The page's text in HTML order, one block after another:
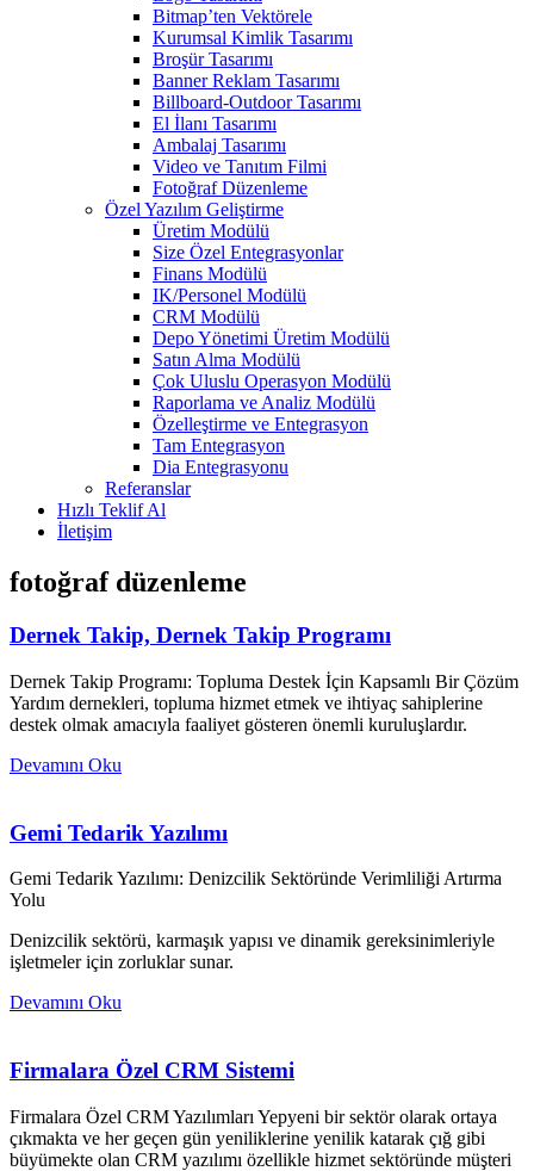
Bitmap’ten Vektörele
Kurumsal Kimlik Tasarımı
Broşür Tasarımı
Banner Reklam Tasarımı
Billboard-Outdoor Tasarımı
El İlanı Tasarımı
Ambalaj Tasarımı
Video ve Tanıtım Filmi
Fotoğraf Düzenleme
Özel Yazılım Geliştirme
Üretim Modülü
Size Özel Entegrasyonlar
Finans Modülü
IK/Personel Modülü
CRM Modülü
Depo Yönetimi Üretim Modülü
Satın Alma Modülü
Çok Uluslu Operasyon Modülü
Raporlama ve Analiz Modülü
Özelleştirme ve Entegrasyon
Tam Entegrasyon
Dia Entegrasyonu
Referanslar
Hızlı Teklif Al
İletişim
fotoğraf düzenleme
Dernek Takip, Dernek Takip Programı
Dernek Takip Programı: Topluma Destek İçin Kapsamlı Bir Çözüm
Yardım dernekleri, topluma hizmet etmek ve ihtiyaç sahiplerine
destek olmak amacıyla faaliyet gösteren önemli kuruluşlardır.
Devamını Oku
Gemi Tedarik Yazılımı
Gemi Tedarik Yazılımı: Denizcilik Sektöründe Verimliliği Artırma
Yolu
Denizcilik sektörü, karmaşık yapısı ve dinamik gereksinimleriyle
işletmeler için zorluklar sunar.
Devamını Oku
Firmalara Özel CRM Sistemi
Firmalara Özel CRM Yazılımları Yepyeni bir sektör olarak ortaya
çıkmakta ve her geçen gün yeniliklerine yenilik katarak çığ gibi
büyümekte olan CRM yazılımı özellikle hizmet sektöründe müşteri